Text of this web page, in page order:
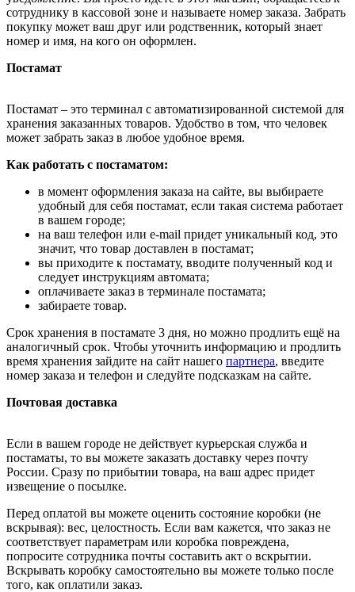
сотруднику в кассовой зоне и называете номер заказа. Забрать
покупку может ваш друг или родственник, который знает
номер и имя, на кого он оформлен.
Постамат
Постамат – это терминал с автоматизированной системой для
хранения заказанных товаров. Удобство в том, что человек
может забрать заказ в любое удобное время.
Как работать с постаматом:
в момент оформления заказа на сайте, вы выбираете
удобный для себя постамат, если такая система работает
в вашем городе;
на ваш телефон или e-mail придет уникальный код, это
значит, что товар доставлен в постамат;
вы приходите к постамату, вводите полученный код и
следует инструкциям автомата;
оплачиваете заказ в терминале постамата;
забираете товар.
Срок хранения в постамате 3 дня, но можно продлить ещё на
аналогичный срок. Чтобы уточнить информацию и продлить
время хранения зайдите на сайт нашего партнера, введите
номер заказа и телефон и следуйте подсказкам на сайте.
Почтовая доставка
Если в вашем городе не действует курьерская служба и
постаматы, то вы можете заказать доставку через почту
России. Сразу по прибытии товара, на ваш адрес придет
извещение о посылке.
Перед оплатой вы можете оценить состояние коробки (не
вскрывая): вес, целостность. Если вам кажется, что заказ не
соответствует параметрам или коробка повреждена,
попросите сотрудника почты составить акт о вскрытии.
Вскрывать коробку самостоятельно вы можете только после
того, как оплатили заказ.